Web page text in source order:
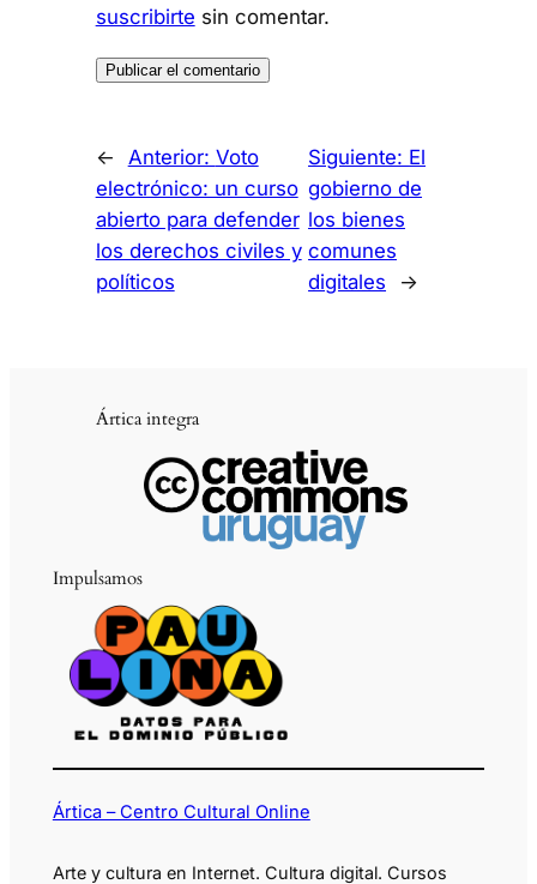
suscribirte sin comentar.
← Anterior: Voto
electrónico: un curso
abierto para defender
los derechos civiles y
políticos
Siguiente: El
gobierno de
los bienes
comunes
digitales
→
Ártica integra
Impulsamos
Ártica – Centro Cultural Online
Arte y cultura en Internet. Cultura digital. Cursos